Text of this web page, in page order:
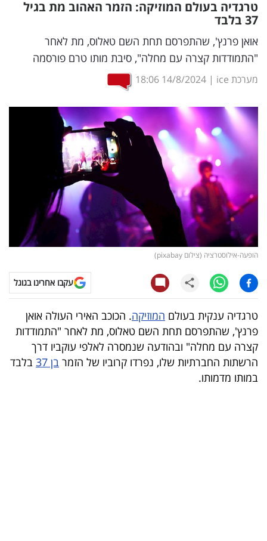
דיגיטל
וטק
שיווק
ופרסום
משפט
מדדים
ומחקרים
דעות
רכילות
עסקית
קריפטו
ויראלי
טלוויזיה
עסקי
ספורט
טרגדיה בעולם המוזיקה: הזמר האהוב מת בגיל
37 בלבד
אואן פרנץ', שהתפרסם תחת השם טאלוס, מת לאחר
"התמודדות קצרה עם מחלה", סיבת מותו טרם פורסמה
מערכת ice |
14/8/2024
18:06
הופעה-אילוסטרציה (צילום pixabay)
עקבו אחרינו בגוגל
טרגדיה ענקית בעולם המוזיקה. הכוכב האירי העולה אואן
פרנץ', שהתפרסם תחת השם טאלוס, מת לאחר "התמודדות
קצרה עם מחלה" ובהודעה שנמסרה לאלפי עוקביו דרך
הרשתות החברתיות שלו, נפרדו קרוביו של הזמר בן 37
בלבד
במותו מדמותו.